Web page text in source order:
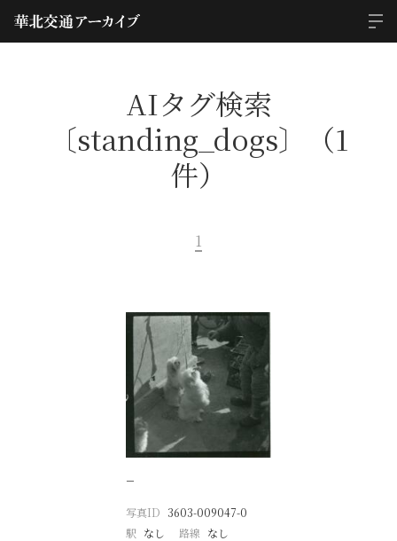
AIタグ検索
〔standing_dogs〕（1
件）
1
−
写真ID 3603-009047-0
駅 なし 路線 なし